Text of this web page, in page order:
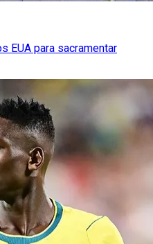
EUA para sacramentar